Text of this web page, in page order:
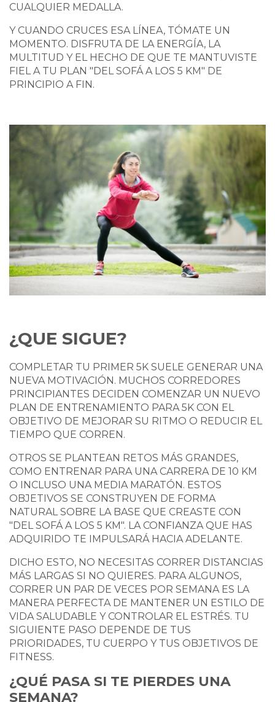
CUALQUIER MEDALLA.
Y CUANDO CRUCES ESA LÍNEA, TÓMATE UN
MOMENTO. DISFRUTA DE LA ENERGÍA, LA
MULTITUD Y EL HECHO DE QUE TE MANTUVISTE
FIEL A TU PLAN "DEL SOFÁ A LOS 5 KM" DE
PRINCIPIO A FIN.
¿QUE SIGUE?
COMPLETAR TU PRIMER 5K SUELE GENERAR UNA
NUEVA MOTIVACIÓN. MUCHOS CORREDORES
PRINCIPIANTES DECIDEN COMENZAR UN NUEVO
PLAN DE ENTRENAMIENTO PARA 5K CON EL
OBJETIVO DE MEJORAR SU RITMO O REDUCIR EL
TIEMPO QUE CORREN.
OTROS SE PLANTEAN RETOS MÁS GRANDES,
COMO ENTRENAR PARA UNA CARRERA DE 10 KM
O INCLUSO UNA MEDIA MARATÓN. ESTOS
OBJETIVOS SE CONSTRUYEN DE FORMA
NATURAL SOBRE LA BASE QUE CREASTE CON
"DEL SOFÁ A LOS 5 KM". LA CONFIANZA QUE HAS
ADQUIRIDO TE IMPULSARÁ HACIA ADELANTE.
DICHO ESTO, NO NECESITAS CORRER DISTANCIAS
MÁS LARGAS SI NO QUIERES. PARA ALGUNOS,
CORRER UN PAR DE VECES POR SEMANA ES LA
MANERA PERFECTA DE MANTENER UN ESTILO DE
VIDA SALUDABLE Y CONTROLAR EL ESTRÉS. TU
SIGUIENTE PASO DEPENDE DE TUS
PRIORIDADES, TU CUERPO Y TUS OBJETIVOS DE
FITNESS.
¿QUÉ PASA SI TE PIERDES UNA
SEMANA?